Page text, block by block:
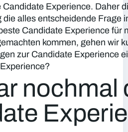
Candidate Experience. Daher
alles entscheidende Frage
Candidate Experience für
kommen, gehen wir
zur Candidate Experience
nochmal